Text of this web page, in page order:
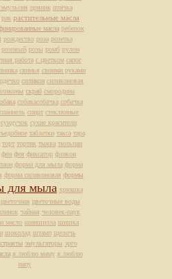
пряник птичка
рак растительные масла
масла ребенок
рождество роза розетка
розовый розы ромб рулон
работа с цветком сапог
свинья своими руками
силикон силиконовая
скраб смородина
собакасобачка собачка
спаниель спирт стеклянные
сундучок сухие красители
таблетки такса тара
торт тортик тыква тюльпан
фен фея фиксатор флакон
форма для мыла форма
форма силиконовая формы
для мыла хрюшка
цветочная цветочные воды
чайная человек-паук
масло шиншилла шишка
шоколад штамп щелочь
эмульгаторы эрго
я люблю маму я люблю
папу